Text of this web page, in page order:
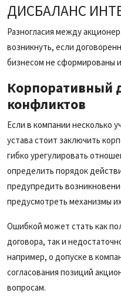
ДИСБАЛАНС
Разногласия между
возникнуть, если
бизнесом не сформированы
Корпоративный
конфликтов
Если в компании несколько
устава стоит заключить
гибко урегулировать
определить порядок
предупредить
предусмотреть механизмы
Ошибкой может стать как
договора, так и
например, о допуске в
согласования позиций
вопросам.